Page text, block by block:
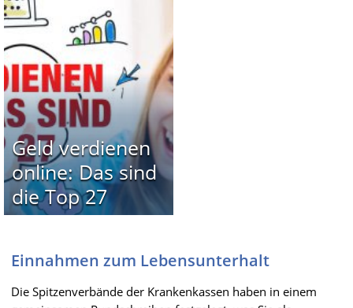
Geld verdienen
online: Das sind
die Top 27
Einnahmen zum Lebensunterhalt
Die Spitzenverbände der Krankenkassen haben in einem